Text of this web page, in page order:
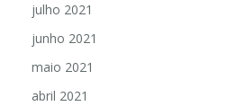
julho 2021
junho 2021
maio 2021
abril 2021